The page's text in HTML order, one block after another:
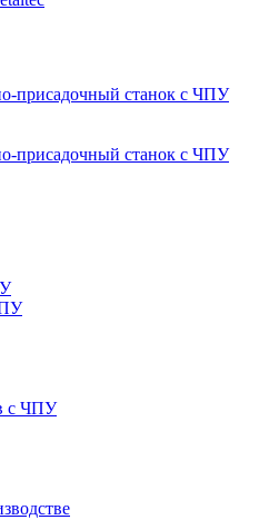
присадочный станок с ЧПУ
присадочный станок с ЧПУ
с ЧПУ